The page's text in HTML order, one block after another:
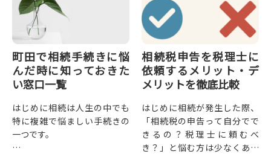
町田で相続手続きに悩
んだ時に知っておきた
い窓口一覧
はじめに相続は人生の中でも
特に複雑で悩ましい手続きの
一つです。
相続税申告を税理士に
依頼するメリット・デ
メリットを徹底比較
はじめに相続が発生した際、
「相続税の申告って自分でで
きるの？税理士に頼むべ
き？」と悩む方は少なくあり